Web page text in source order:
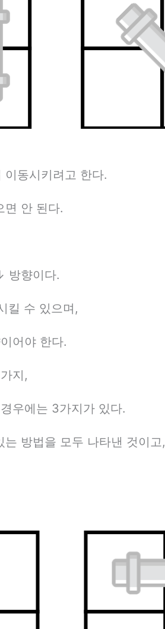
동시키려고 한다.
면 안 된다.
방향이다.
킬 수 있으며,
어야 한다.
지,
우에는 3가지가 있다.
방법을 모두 나타낸 것이고,